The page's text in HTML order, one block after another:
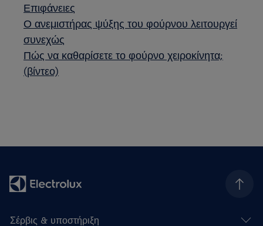
Επιφάνειες
Ο ανεμιστήρας ψύξης του φούρνου λειτουργεί
συνεχώς
Πώς να καθαρίσετε το φούρνο χειροκίνητα;
(βίντεο)
Σέρβις & υποστήριξη